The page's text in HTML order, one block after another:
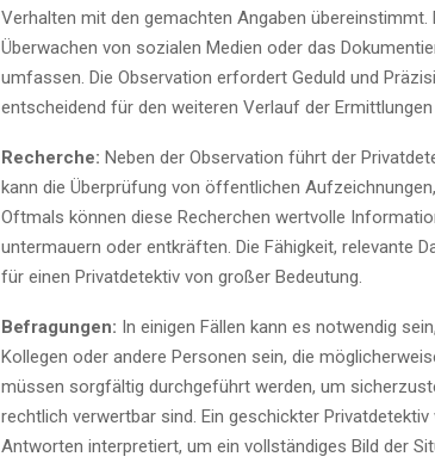
Verhalten mit den gemachten Angaben
Überwachen von sozialen Medien oder das
umfassen. Die Observation erfordert Geduld und
entscheidend für den weiteren Verlauf der Ermittlungen
Recherche: Neben der Observation führt der
kann die Überprüfung von öffentlichen
Oftmals können diese Recherchen wertvolle
untermauern oder entkräften. Die Fähigkeit, relevante
für einen Privatdetektiv von großer Bedeutung.
Befragungen: In einigen Fällen kann es notwendig
Kollegen oder andere Personen sein, die
müssen sorgfältig durchgeführt werden, um
rechtlich verwertbar sind. Ein geschickter
Antworten interpretiert, um ein vollständiges Bild der